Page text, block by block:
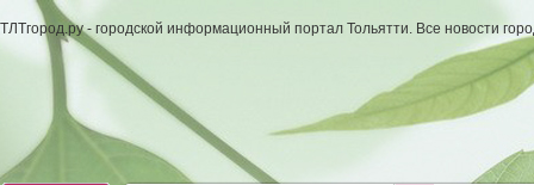
ТЛТгород.ру - городской информационный портал Тольятти. Все новости